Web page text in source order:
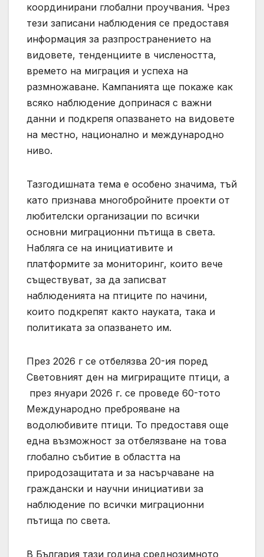
координирани глобални проучвания. Чрез
тези записани наблюдения се предоставя
информация за разпространението на
видовете, тенденциите в числеността,
времето на миграция и успеха на
размножаване. Кампанията ще покаже как
всяко наблюдение допринася с важни
данни и подкрепя опазването на видовете
на местно, национално и международно
ниво.
Тазгодишната тема е особено значима, тъй
като признава многобройните проекти от
любителски организации по всички
основни миграционни пътища в света.
Набляга се на инициативите и
платформите за мониторинг, които вече
съществуват, за да записват
наблюденията на птиците по начини,
които подкрепят както науката, така и
политиката за опазването им.
През 2026 г се отбелязва 20-ия поред
Световният ден на мигриращите птици, а
през януари 2026 г. се проведе 60-тото
Международно преброяване на
водолюбивите птици. То предоставя още
една възможност за отбелязване на това
глобално събитие в областта на
природозащитата и за насърчаване на
граждански и научни инициативи за
наблюдение по всички миграционни
пътища по света.
В България тази година среднозимното